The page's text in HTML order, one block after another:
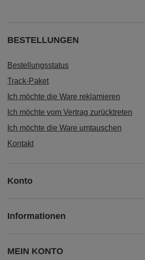
BESTELLUNGEN
Bestellungsstatus
Track-Paket
Ich möchte die Ware reklamieren
Ich möchte vom Vertrag zurücktreten
Ich möchte die Ware umtauschen
Kontakt
Konto
Informationen
MEIN KONTO